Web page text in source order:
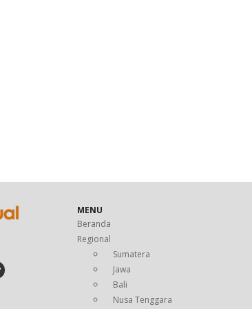
MENU
Beranda
Regional
Sumatera
Jawa
Bali
Nusa Tenggara